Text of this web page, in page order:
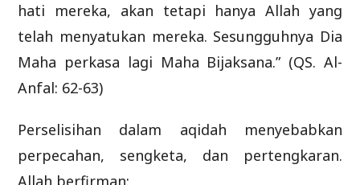
hati mereka, akan tetapi hanya Allah yang
telah menyatukan mereka. Sesungguhnya Dia
Maha perkasa lagi Maha Bijaksana.” (QS. Al-
Anfal: 62-63)
Perselisihan dalam aqidah menyebabkan
perpecahan, sengketa, dan pertengkaran.
Allah berfirman: